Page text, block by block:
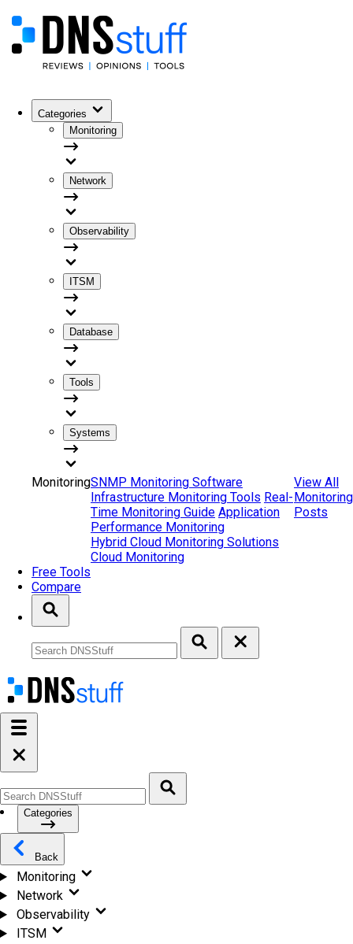
Categories
Monitoring
Network
Observability
ITSM
Database
Tools
Systems
MonitoringSNMP Monitoring Software
Infrastructure Monitoring Tools Real-
Time Monitoring Guide Application
Performance Monitoring
Hybrid Cloud Monitoring Solutions
Cloud Monitoring
View All
Monitoring
Posts
Free Tools
Compare
Categories
Back
Monitoring
Network
Observability
ITSM